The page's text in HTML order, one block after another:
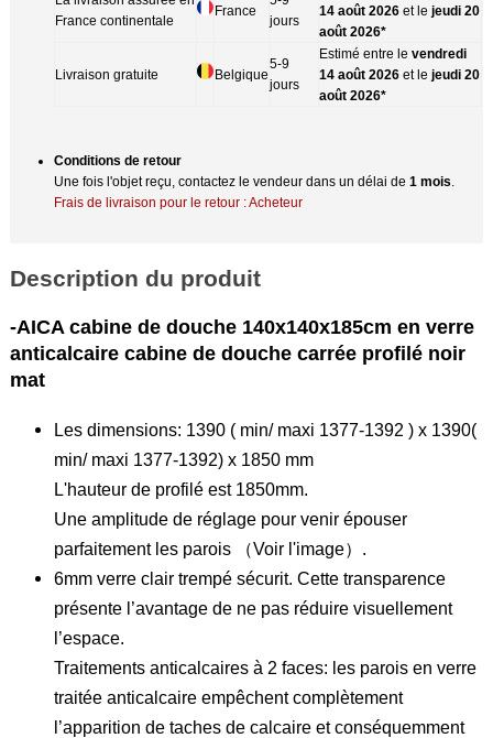
France continentale
France
jours
14 août 2026 et lejeudi 20
août 2026*
Livraison gratuite Belgique
5-9
jours
Estimé entre levendredi
14 août 2026 et lejeudi 20
août 2026*
Conditions de retour
Une fois l'objet reçu, contactez le vendeur dans un délai de1 mois
Frais de livraison pour le retour : Acheteur
Description du produit
-AICA cabine de douche 140x140x185cm en verre
anticalcaire cabine de douche carrée profilé noir
mat
Les dimensions: 1390 ( min/ maxi 1377-1392 ) x 1390(
min/ maxi 1377-1392) x 1850 mm
L'hauteur de profilé est 1850mm.
Une amplitude de réglage pour venir épouser
parfaitement les parois （Voir l'image）.
6mm verre clair trempé sécurit. Cette transparence
présente l’avantage de ne pas réduire visuellement
l’espace.
Traitements anticalcaires à 2 faces: les parois en verre
traitée anticalcaire empêchent complètement
l’apparition de taches de calcaire et conséquemment